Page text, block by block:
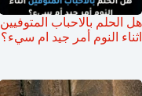
هل الحلم بالاحباب المتوفيين
اثناء النوم أمر جيد ام سيء؟